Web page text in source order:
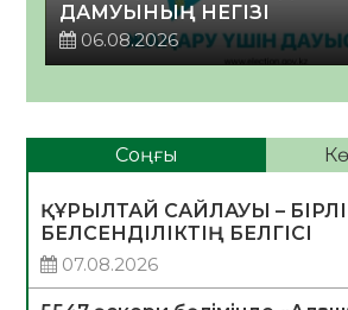
ДАМУЫНЫҢ НЕГІЗІ
06.08.2026
Соңғы
ҚҰРЫЛТАЙ САЙЛАУЫ –
БЕЛСЕНДІЛІКТІҢ БЕЛГІСІ
07.08.2026